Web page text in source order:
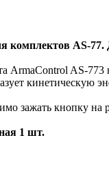
комплектов AS-
ArmaControl AS-
зажать кнопку
1 шт.